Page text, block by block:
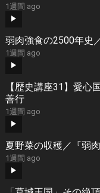
1週間 ago
弱肉強食の2500年史
1週間 ago
【歴史講座31】愛心
善行
1週間 ago
夏野菜の収穫／『弱
1週間 ago